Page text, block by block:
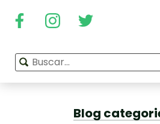
Blog